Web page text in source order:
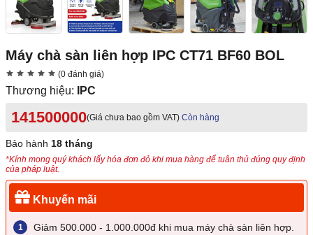
Máy chà sàn liên hợp IPC CT71 BF60 BOL
(0 đánh giá)
Thương hiệu: IPC
141500000(Giá chưa bao gồm VAT) Còn hàng
Bảo hành 18 tháng
*Kính mong quý khách lấy hóa đơn đỏ khi mua hàng để tuân thủ đúng quy định
của pháp luật.
Khuyến mãi
Giảm 500.000 - 1.000.000đ khi mua máy chà sàn liên hợp.